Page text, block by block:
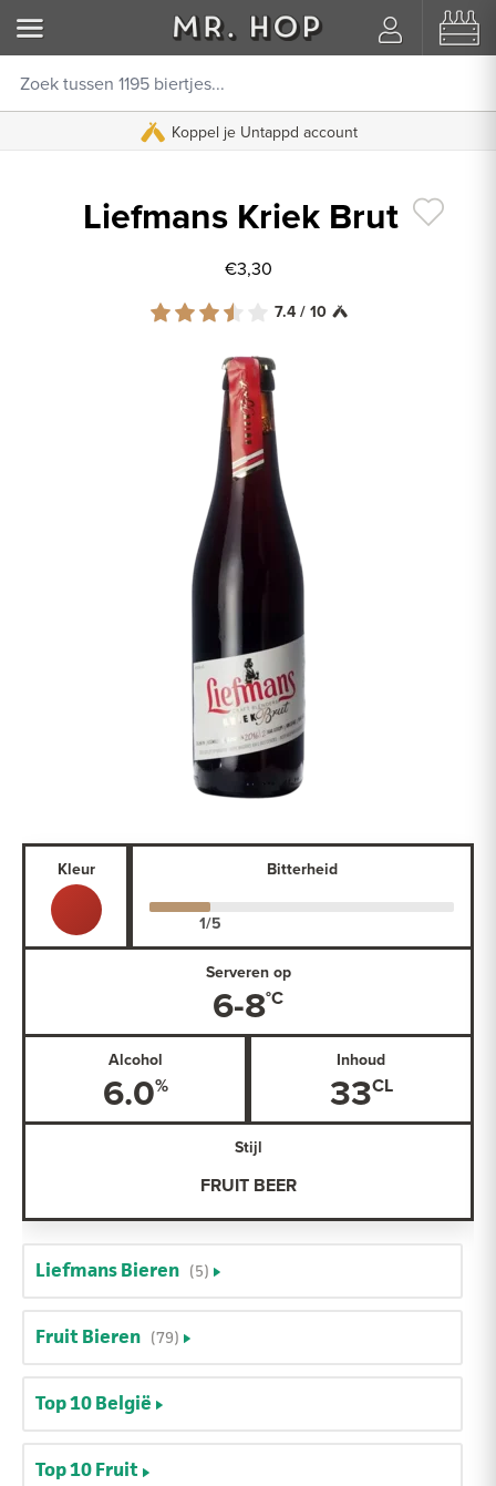
Koppel je Untappd account
Liefmans Kriek Brut
€3,30
7.4 / 10
Kleur Bitterheid
Serveren op
6-8
Alcohol
6.0
Inhoud
33
Stijl
FRUIT BEER
Liefmans Bieren (5)
Fruit Bieren (79)
Top 10 België
Top 10 Fruit